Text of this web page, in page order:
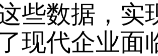
些数据，实
现代企业面